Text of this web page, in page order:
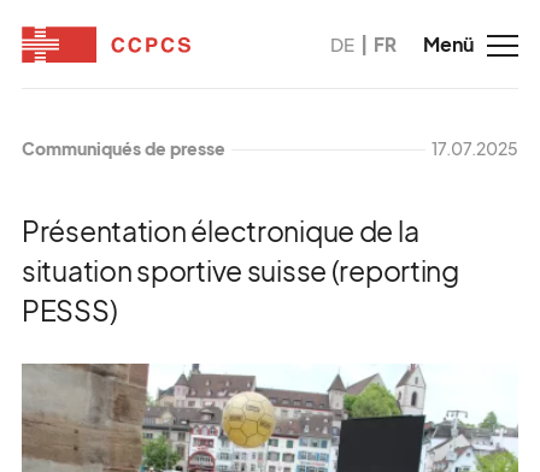
DE FR
Communiqués de presse 17.07.2025
Présentation électronique de la
situation sportive suisse (reporting
PESSS)